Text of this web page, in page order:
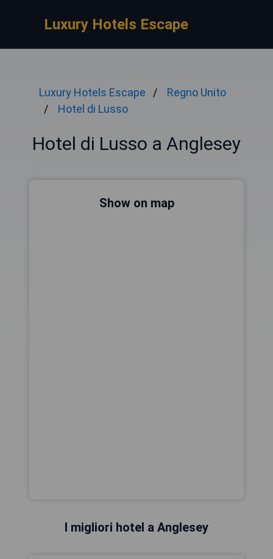
Luxury Hotels Escape
Luxury Hotels Escape
Regno Unito
Hotel di Lusso
Hotel di Lusso a Anglesey
Show on map
I migliori hotel a Anglesey